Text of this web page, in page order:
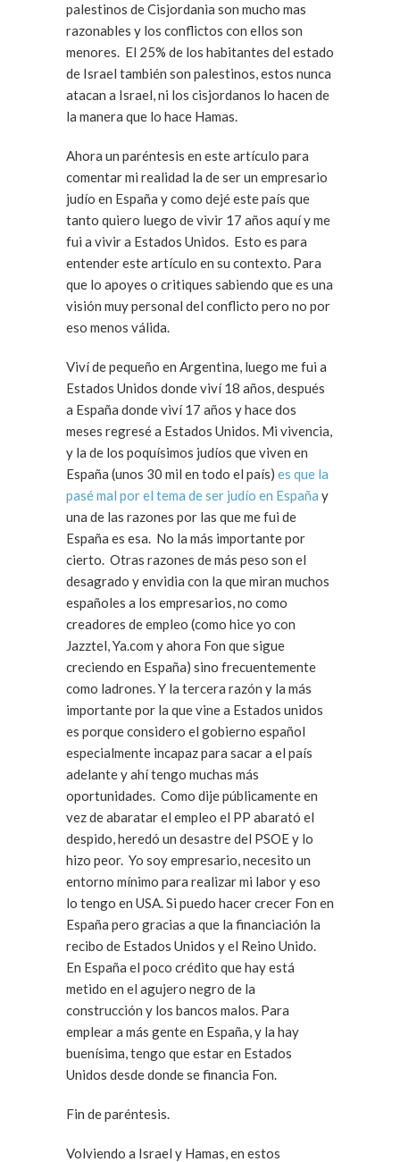
palestinos de Cisjordania son mucho mas
razonables y los conflictos con ellos son
menores. El 25% de los habitantes del estado
de Israel también son palestinos, estos nunca
atacan a Israel, ni los cisjordanos lo hacen de
la manera que lo hace Hamas.
Ahora un paréntesis en este artículo para
comentar mi realidad la de ser un empresario
judío en España y como dejé este país que
tanto quiero luego de vivir 17 años aquí y me
fui a vivir a Estados Unidos. Esto es para
entender este artículo en su contexto. Para
que lo apoyes o critiques sabiendo que es una
visión muy personal del conflicto pero no por
eso menos válida.
Viví de pequeño en Argentina, luego me fui a
Estados Unidos donde viví 18 años, después
a España donde viví 17 años y hace dos
meses regresé a Estados Unidos. Mi vivencia,
y la de los poquísimos judíos que viven en
España (unos 30 mil en todo el país) es que la
pasé mal por el tema de ser judío en España y
una de las razones por las que me fui de
España es esa. No la más importante por
cierto. Otras razones de más peso son el
desagrado y envidia con la que miran muchos
españoles a los empresarios, no como
creadores de empleo (como hice yo con
Jazztel, Ya.com y ahora Fon que sigue
creciendo en España) sino frecuentemente
como ladrones. Y la tercera razón y la más
importante por la que vine a Estados unidos
es porque considero el gobierno español
especialmente incapaz para sacar a el país
adelante y ahí tengo muchas más
oportunidades. Como dije públicamente en
vez de abaratar el empleo el PP abarató el
despido, heredó un desastre del PSOE y lo
hizo peor. Yo soy empresario, necesito un
entorno mínimo para realizar mi labor y eso
lo tengo en USA. Si puedo hacer crecer Fon en
España pero gracias a que la financiación la
recibo de Estados Unidos y el Reino Unido.
En España el poco crédito que hay está
metido en el agujero negro de la
construcción y los bancos malos. Para
emplear a más gente en España, y la hay
buenísima, tengo que estar en Estados
Unidos desde donde se financia Fon.
Fin de paréntesis.
Volviendo a Israel y Hamas, en estos